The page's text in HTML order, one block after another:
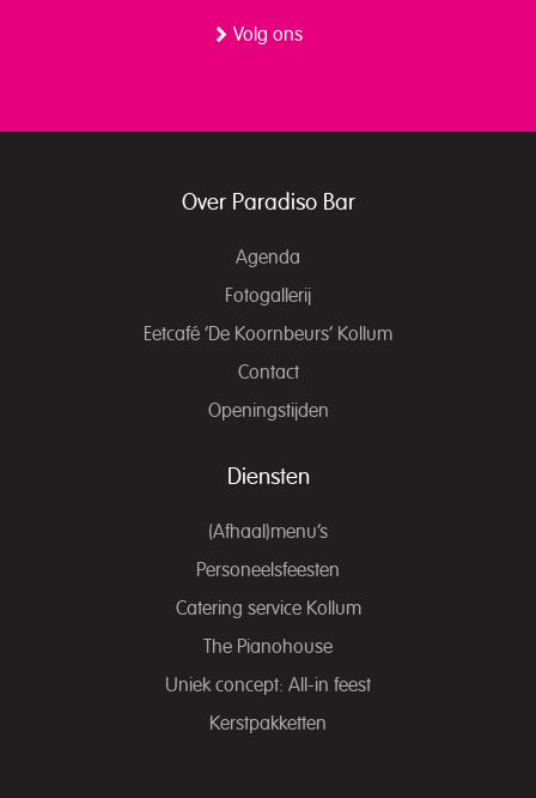
Volg ons
Over Paradiso Bar
Agenda
Fotogallerij
Eetcafé ‘De Koornbeurs’ Kollum
Contact
Openingstijden
Diensten
(Afhaal)menu’s
Personeelsfeesten
Catering service Kollum
The Pianohouse
Uniek concept: All-in feest
Kerstpakketten